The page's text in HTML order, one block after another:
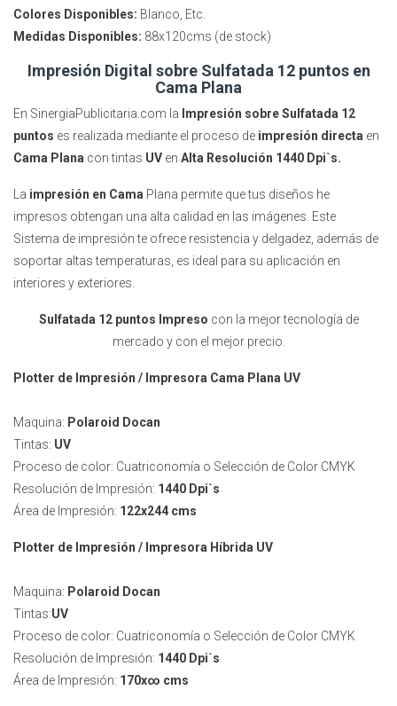
Colores Disponibles: Blanco, Etc.
Medidas Disponibles: 88x120cms (de stock)
Impresión Digital sobre Sulfatada 12 puntos en
Cama Plana
En SinergiaPublicitaria.com la Impresión sobre Sulfatada 12
puntos es realizada mediante el proceso de impresión directa en
Cama Plana con tintas UV en Alta Resolución 1440 Dpi`s.
La impresión en Cama Plana permite que tus diseños he
impresos obtengan una alta calidad en las imágenes. Este
Sistema de impresión te ofrece resistencia y delgadez, además de
soportar altas temperaturas, es ideal para su aplicación en
interiores y exteriores.
Sulfatada 12 puntos Impreso con la mejor tecnología de
mercado y con el mejor precio.
Plotter de Impresión / Impresora Cama Plana UV
Maquina: Polaroid Docan
Tintas: UV
Proceso de color: Cuatriconomía o Selección de Color CMYK
Resolución de Impresión: 1440 Dpi`s
Área de Impresión: 122x244 cms
Plotter de Impresión / Impresora Híbrida UV
Maquina: Polaroid Docan
Tintas:UV
Proceso de color: Cuatriconomía o Selección de Color CMYK
Resolución de Impresión: 1440 Dpi`s
Área de Impresión: 170x∞ cms